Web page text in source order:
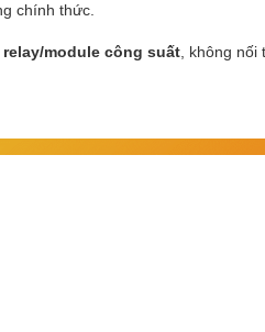
chính thức.
relay/module công suất , không